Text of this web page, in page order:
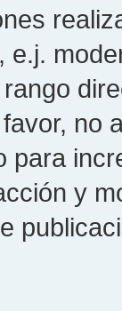
e.j.
no
para
y